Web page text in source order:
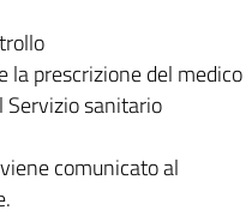
la prescrizione del medico
Servizio sanitario
comunicato al